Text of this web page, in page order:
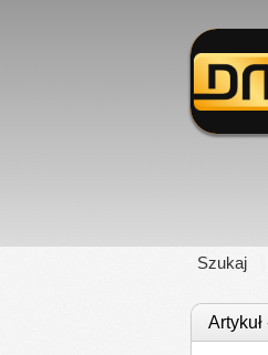
Szukaj
Artykuł